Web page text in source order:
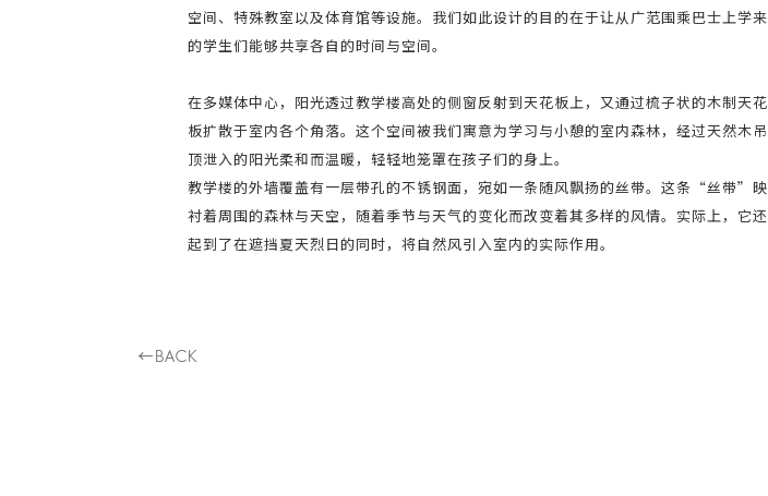
空间、特殊教室以及体育馆等设施。我们如此设计的目的在于让从广范围乘巴士上学来
的学生们能够共享各自的时间与空间。
在多媒体中心，阳光透过教学楼高处的侧窗反射到天花板上，又通过梳子状的木制天花
板扩散于室内各个角落。这个空间被我们寓意为学习与小憩的室内森林，经过天然木吊
顶泄入的阳光柔和而温暖，轻轻地笼罩在孩子们的身上。
教学楼的外墙覆盖有一层带孔的不锈钢面，宛如一条随风飘扬的丝带。这条“丝带”映
衬着周围的森林与天空，随着季节与天气的变化而改变着其多样的风情。实际上，它还
起到了在遮挡夏天烈日的同时，将自然风引入室内的实际作用。